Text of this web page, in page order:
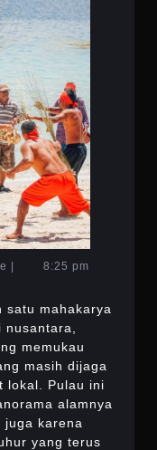
DENGAN
KISAH
TRADISI
YANG
TERUS
Aple 8:25 pm
satu mahakarya
memukau
masih dijaga
lokal. Pulau ini
alamnya
juga karena
yang terus